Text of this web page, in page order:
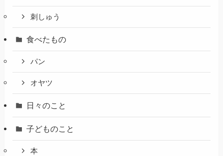
刺しゅう
食べたもの
パン
オヤツ
日々のこと
子どものこと
本